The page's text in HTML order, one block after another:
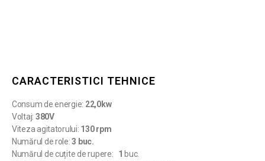
CARACTERISTICI TEHNICE
Consum de energie: 22,0kw
Voltaj: 380V
Viteza agitatorului: 130 rpm
Numărul de role:3 buc.
Numărul de cuțite de rupere: 1 buc.